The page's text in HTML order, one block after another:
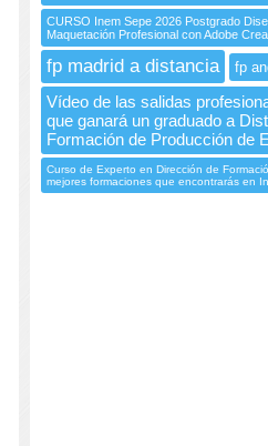
CURSO Inem Sepe 2026 Postgrado
Maquetación Profesional con Adobe
fp madrid a distancia fp
Vídeo de las salidas
que ganará un graduado a
Formación de Producción de
Curso de Experto en Dirección de
mejores formaciones que encontrarás en